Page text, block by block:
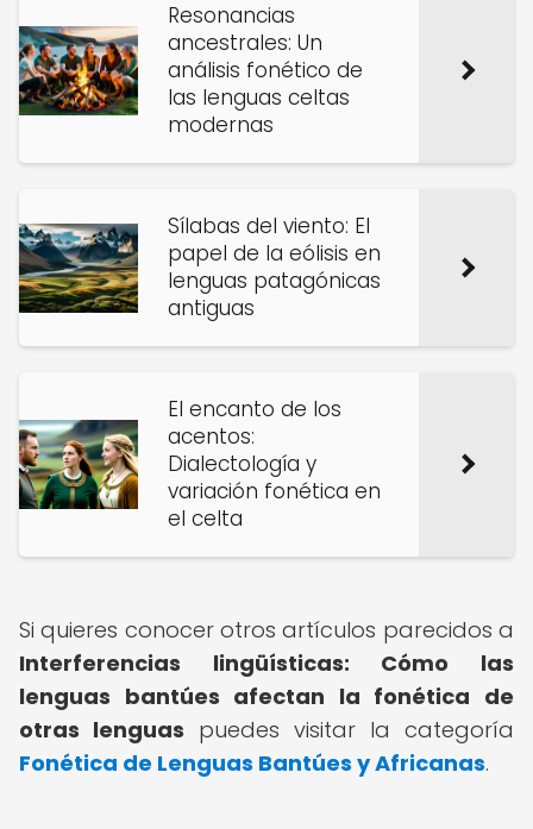
Resonancias
ancestrales: Un
análisis fonético de
las lenguas celtas
modernas
Sílabas del viento: El
papel de la eólisis en
lenguas patagónicas
antiguas
El encanto de los
acentos:
Dialectología y
variación fonética en
el celta
Si quieres conocer otros artículos parecidos a
Interferencias lingüísticas: Cómo las
lenguas bantúes afectan la fonética de
otras lenguas puedes visitar la categoría
Fonética de Lenguas Bantúes y Africanas.